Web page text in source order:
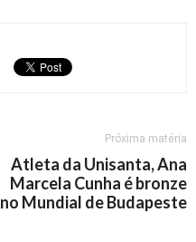
Próxima matéria
Atleta da Unisanta, Ana
Marcela Cunha é bronze
no Mundial de Budapeste